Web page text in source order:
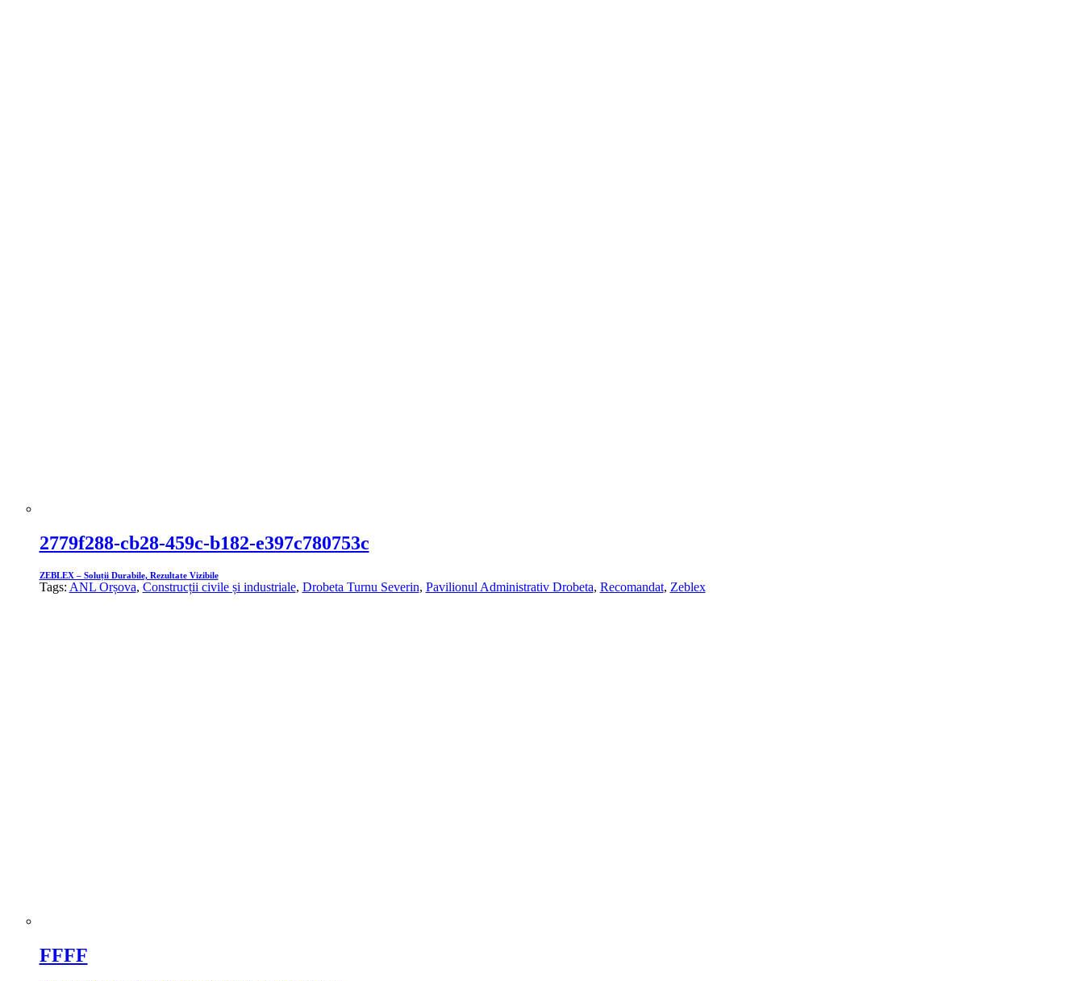
2779f288-cb28-459c-b182-e397c780753c
ZEBLEX – Soluții Durabile, Rezultate Vizibile
Tags: ANL Orșova, Construcții civile și industriale, Drobeta Turnu Severin, Pavilionul Administrativ Drobeta, Recomandat, Zeblex
FFFF